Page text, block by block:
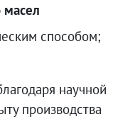
масел
способом;
научной
производства